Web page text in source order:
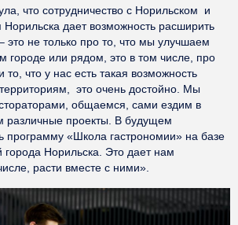
что сотрудничество с Норильском и
Норильска дает возможность расширить
это не только про то, что мы улучшаем
городе или рядом, это в том числе, про
что у нас есть такая возможность
это очень достойно. Мы
общаемся, сами ездим в
различные проекты. В будущем
программу «Школа гастрономии» на базе
города Норильска. Это дает нам
расти вместе с ними».